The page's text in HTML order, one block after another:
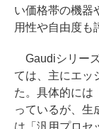
い価格帯の機器
用性や自由度も
Gaudiシリー
ては、主にエッ
た。具体的には
っているが、生
は「汎用プロセ